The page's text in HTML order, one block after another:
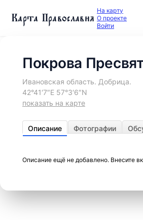
Карта Православия На карту
О проекте
Войти
Покрова
Ивановская область. Добрица.
42°41′7″E 57°3′6″N
показать на карте
Описание Фотографии
Описание ещё не добавлено. Внесите